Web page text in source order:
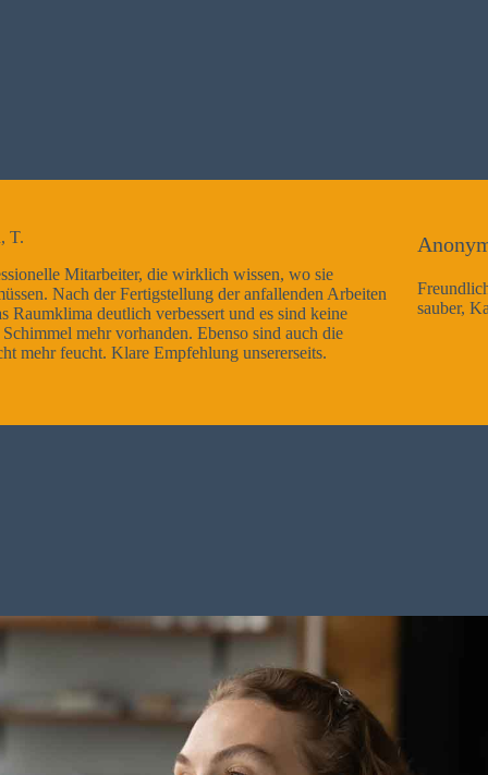
sie
Arbeiten
keine
die
Freundliche Mitarbeiter, Arbeitsausführung sehr gut
sauber, Kann ich nur weiterempfehlen